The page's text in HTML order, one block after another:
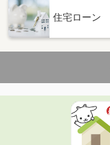
住宅ローン